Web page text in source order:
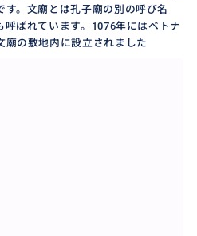
す。文廟とは孔子廟の別の呼び名
呼ばれています。1076年にはベトナ
廟の敷地内に設立されました